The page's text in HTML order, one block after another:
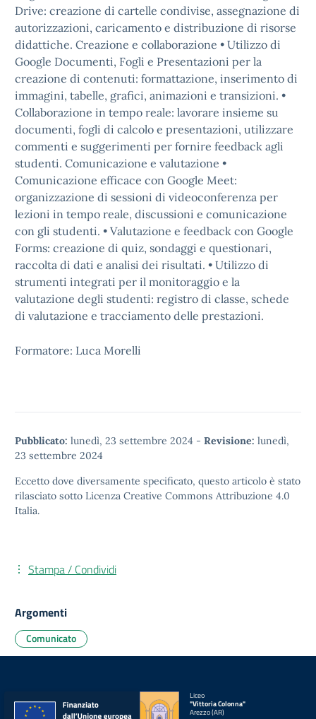
Drive: creazione di cartelle condivise, assegnazione di
autorizzazioni, caricamento e distribuzione di risorse
didattiche. Creazione e collaborazione • Utilizzo di
Google Documenti, Fogli e Presentazioni per la
creazione di contenuti: formattazione, inserimento di
immagini, tabelle, grafici, animazioni e transizioni. •
Collaborazione in tempo reale: lavorare insieme su
documenti, fogli di calcolo e presentazioni, utilizzare
commenti e suggerimenti per fornire feedback agli
studenti. Comunicazione e valutazione •
Comunicazione efficace con Google Meet:
organizzazione di sessioni di videoconferenza per
lezioni in tempo reale, discussioni e comunicazione
con gli studenti. • Valutazione e feedback con Google
Forms: creazione di quiz, sondaggi e questionari,
raccolta di dati e analisi dei risultati. • Utilizzo di
strumenti integrati per il monitoraggio e la
valutazione degli studenti: registro di classe, schede
di valutazione e tracciamento delle prestazioni.
Formatore: Luca Morelli
Pubblicato: lunedì, 23 settembre 2024 - Revisione: lunedì,
23 settembre 2024
Eccetto dove diversamente specificato, questo articolo è stato
rilasciato sotto Licenza Creative Commons Attribuzione 4.0
Italia.
Stampa / Condividi
Argomenti
Comunicato
Liceo
"Vittoria Colonna"
Arezzo (AR)